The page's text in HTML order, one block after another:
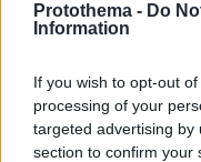
Protothema - Do
Information
If you wish to opt-out
processing of your
targeted advertising by
section to confirm your
παιδιά φώναζαν για
ΔΕΙΤΕ ΟΛΕΣ ΤΙΣ